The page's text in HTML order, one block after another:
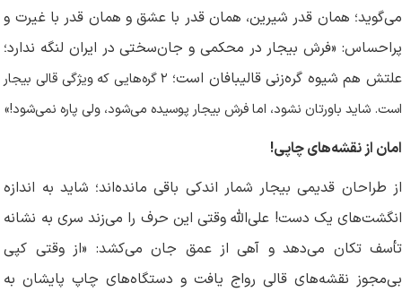
می‌گوید؛ همان قدر شیرین، همان قدر با عشق و همان قدر با غیرت و
پراحساس: «فرش بیجار در محکمی و جان‌سختی در ایران لنگه ندارد؛
علتش هم شیوه گره‌زنی قالیبافان است؛ ۲گره‌هایی که ویژگی قالی بیجار
است. شاید باورتان نشود، اما فرش بیجار پوسیده می‌شود، ولی پاره نمی‌شود!»
امان از نقشه‌های چاپی!
از طراحان قدیمی بیجار شمار اندکی باقی مانده‌اند؛ شاید به اندازه
انگشت‌های یک دست! علی‌الله وقتی این حرف را می‌زند سری به نشانه
تأسف تکان می‌دهد و آهی از عمق جان می‌کشد: «از وقتی کپی
بی‌مجوز نقشه‌های قالی رواج یافت و دستگاه‌های چاپ پایشان به